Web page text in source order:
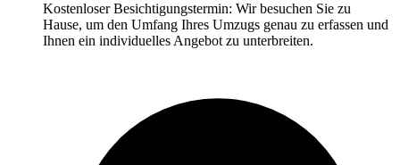
Kostenloser Besichtigungstermin: Wir besuchen Sie zu
Hause, um den Umfang Ihres Umzugs genau zu erfassen und
Ihnen ein individuelles Angebot zu unterbreiten.